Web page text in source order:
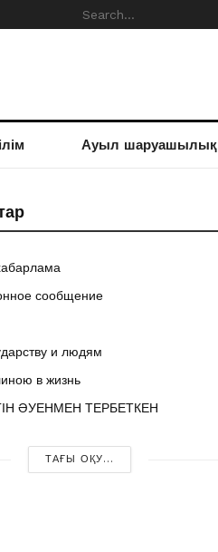
Ауыл шаруашылық
сообщение
и людям
в жизнь
ӘУЕНМЕН ТЕРБЕТКЕН
ТАҒЫ ОҚУ...